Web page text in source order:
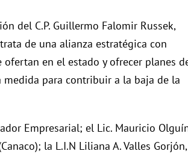
del C.P. Guillermo Falomir Russek,
de una alianza estratégica con
en el estado y ofrecer planes
para contribuir a la baja de la
Empresarial; el Lic. Mauricio
la L.I.N Liliana A. Valles Gorjón,